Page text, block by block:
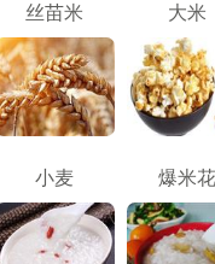
丝苗米 大米
小麦 爆米花